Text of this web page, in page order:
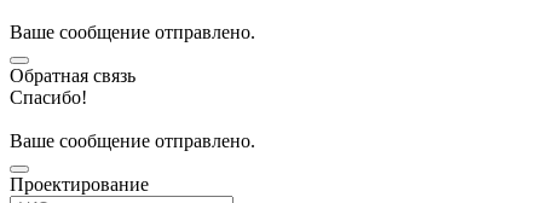
Ваше сообщение отправлено.
Обратная связь
Спасибо!
Ваше сообщение отправлено.
Проектирование